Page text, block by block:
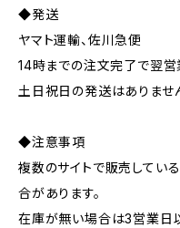
◆発送
ヤマト運輸、佐川急便
14時までの注文完了で翌
土日祝日の発送はありませ
◆注意事項
複数のサイトで販売してい
合があります。
在庫が無い場合は3営業日